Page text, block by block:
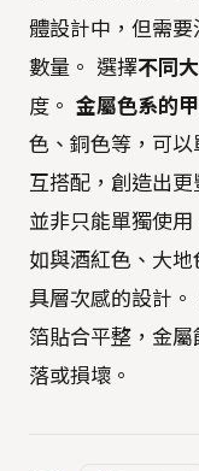
體設計中，但需
數量。 選擇不同
度。 金屬色系的
色、銅色等，可
互搭配，創造出
並非只能單獨使
如與酒紅色、大
具層次感的設計
箔貼合平整，金
落或損壞。